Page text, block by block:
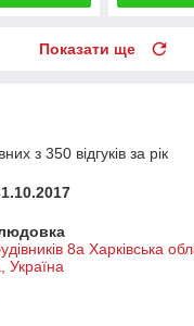
Показати ще
з 350 відгуків за рік
8а Харківська
Україна